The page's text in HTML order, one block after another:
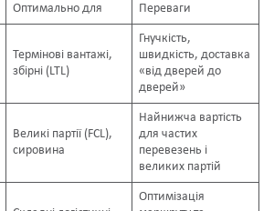
Оптимально для Переваги
Термінові вантажі,
збірні (LTL)
Гнучкість,
швидкість, доставка
«від дверей до
дверей»
Великі партії (FCL),
сировина
Найнижча вартість
для частих
перевезень і
великих партій
Оптимізація